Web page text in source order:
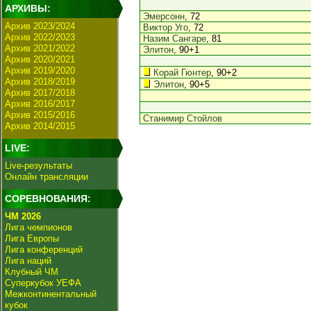
АРХИВЫ:
Архив 2023/2024
Архив 2022/2023
Архив 2021/2022
Архив 2020/2021
Архив 2019/2020
Архив 2018/2019
Архив 2017/2018
Архив 2016/2017
Архив 2015/2016
Архив 2014/2015
LIVE:
Live-результаты
Онлайн трансляции
СОРЕВНОВАНИЯ:
ЧМ 2026
Лига чемпионов
Лига Европы
Лига конференций
Лига наций
Клубный ЧМ
Суперкубок УЕФА
Межконтинентальный
кубок
Эмерсонн, 72
Виктор Уго, 72
Назим Сангаре, 81
Элитон, 90+1
Корай Гюнтер, 90+2
Элитон, 90+5
Станимир Стойлов